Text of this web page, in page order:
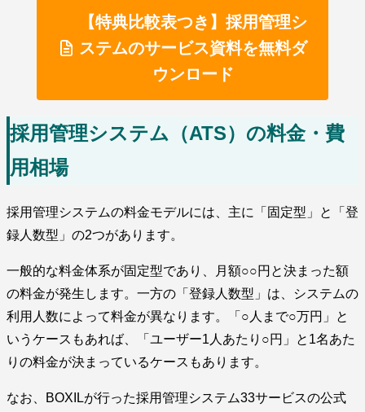
【特典比較表つき】採用管理シ
ステムのサービス資料を無料ダ
ウンロード
採用管理システム（ATS）の料金・費
用相場
採用管理システムの料金モデルには、主に「固定型」と「登
録人数型」の2つがあります。
一般的な料金体系が固定型であり、月額○○円と決まった額
の料金が発生します。一方の「登録人数型」は、システムの
利用人数によって料金が異なります。「○人まで○万円」と
いうケースもあれば、「ユーザー1人あたり○円」と1名あた
りの料金が決まっているケースもあります。
なお、BOXILが行った採用管理システム33サービスの公式